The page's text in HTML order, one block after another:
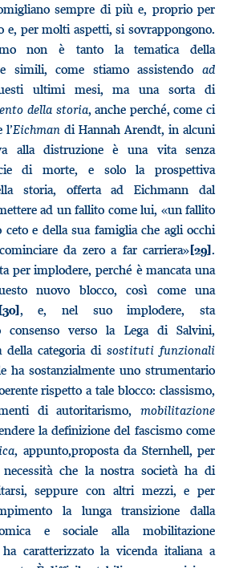
sempre di più e, proprio per
e, per molti aspetti, si sovrappongono.
non è tanto la tematica della
simili, come stiamo assistendo ad
ultimi mesi, ma una sorta di
della storia, anche perché, come ci
l’Eichman di Hannah Arendt, in alcuni
alla distruzione è una vita senza
di morte, e solo la prospettiva
storia, offerta ad Eichmann dal
ad un fallito come lui, «un fallito
e della sua famiglia che agli occhi
da zero a far carriera»[29].
per implodere, perché è mancata una
nuovo blocco, così come una
, e, nel suo implodere, sta
consenso verso la Lega di Salvini,
della categoria di sostituti funzionali
ha sostanzialmente uno strumentario
rispetto a tale blocco: classismo,
di autoritarismo, mobilitazione
la definizione del fascismo come
, appunto,proposta da Sternhell, per
che la nostra società ha di
seppure con altri mezzi, e per
la lunga transizione dalla
e sociale alla mobilitazione
caratterizzato la vicenda italiana a